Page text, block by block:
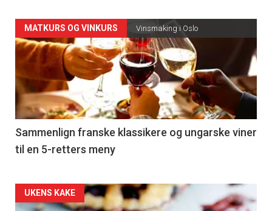
Forsiden
akkurat
nå
-
5
MATKURS OG VINKURS Vinsmaking i Oslo
Sammenlign franske klassikere og ungarske viner
til en 5-retters meny
Forsiden
UKENS KAKE